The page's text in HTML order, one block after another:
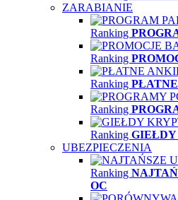
ZARABIANIE
Ranking
Ranking
Ranking
Ranking
Ranking GIEŁDY
UBEZPIECZENIA
Ranking
OC